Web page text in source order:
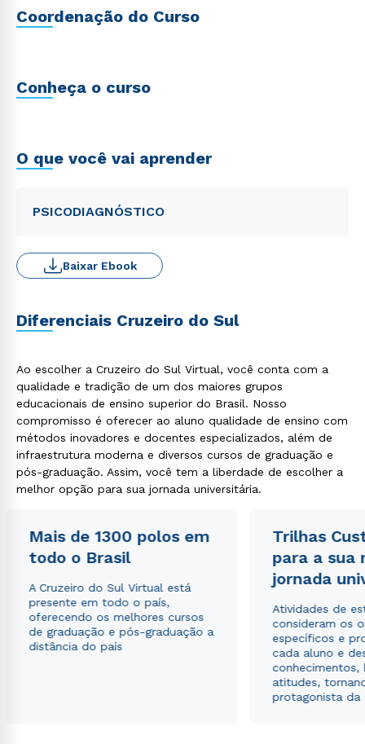
Coordenação do Curso
Conheça o curso
O que você vai aprender
PSICODIAGNÓSTICO
Baixar Ebook
Diferenciais Cruzeiro do Sul
Ao escolher a Cruzeiro do Sul Virtual, você conta com a
qualidade e tradição de um dos maiores grupos
educacionais de ensino superior do Brasil. Nosso
compromisso é oferecer ao aluno qualidade de ensino com
métodos inovadores e docentes especializados, além de
infraestrutura moderna e diversos cursos de graduação e
pós-graduação. Assim, você tem a liberdade de escolher a
melhor opção para sua jornada universitária.
Mais de 1300 polos em
todo o Brasil
A Cruzeiro do Sul Virtual está
presente em todo o país,
oferecendo os melhores cursos
de graduação e pós-graduação a
distância do país
Trilhas
para a sua
jornada
Atividades de
consideram os
específicos e
cada aluno e
conhecimentos,
atitudes,
protagonista da